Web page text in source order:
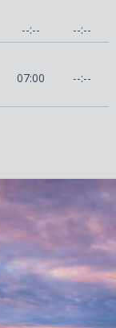
--:--
--:--
07:00 --:--